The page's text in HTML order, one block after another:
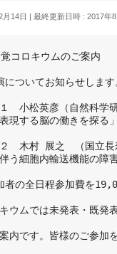
月14日 最終更新日時 : 2017年8
コロキウムのご案内　
についてお知らせします
　小松英彦（自然科学
現する脳の働きを探る」
　木村 展之　（国立長
伴う細胞内輸送機能の障
者の全日程参加費を
ウムでは未発表・既発
内です。皆様のご参加